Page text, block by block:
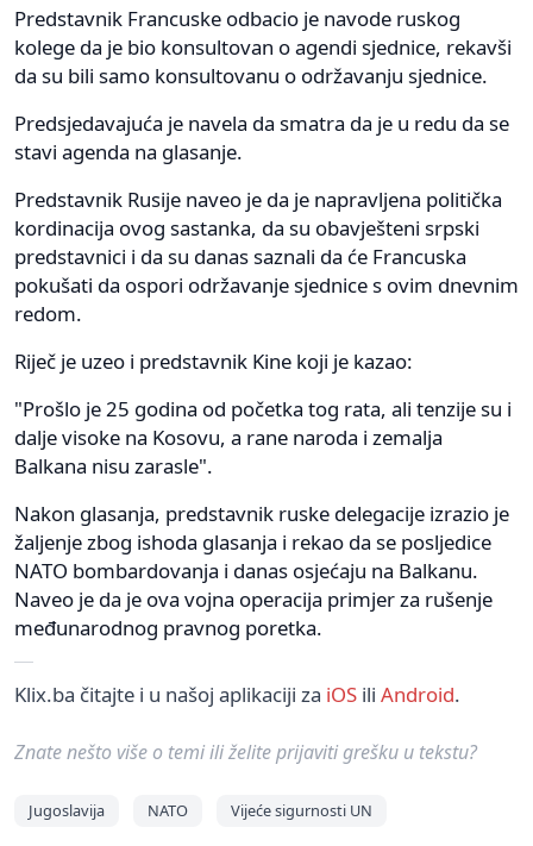
Predstavnik Francuske odbacio je navode ruskog
kolege da je bio konsultovan o agendi sjednice, rekavši
da su bili samo konsultovanu o održavanju sjednice.
Predsjedavajuća je navela da smatra da je u redu da se
stavi agenda na glasanje.
Predstavnik Rusije naveo je da je napravljena politička
kordinacija ovog sastanka, da su obavješteni srpski
predstavnici i da su danas saznali da će Francuska
pokušati da ospori održavanje sjednice s ovim dnevnim
redom.
Riječ je uzeo i predstavnik Kine koji je kazao:
"Prošlo je 25 godina od početka tog rata, ali tenzije su i
dalje visoke na Kosovu, a rane naroda i zemalja
Balkana nisu zarasle".
Nakon glasanja, predstavnik ruske delegacije izrazio je
žaljenje zbog ishoda glasanja i rekao da se posljedice
NATO bombardovanja i danas osjećaju na Balkanu.
Naveo je da je ova vojna operacija primjer za rušenje
međunarodnog pravnog poretka.
Klix.ba čitajte i u našoj aplikaciji za iOS ili Android.
Znate nešto više o temi ili želite prijaviti grešku u tekstu?
Jugoslavija NATO Vijeće sigurnosti UN